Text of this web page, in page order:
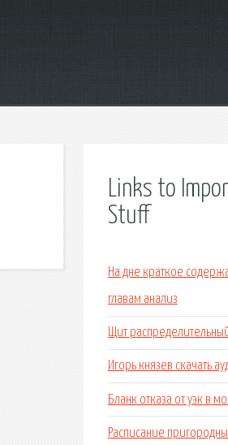
Links to
Stuff
На дне краткое
главам анализ
Щит
Игорь князев скачать
Бланк отказа от уэк в
Расписание